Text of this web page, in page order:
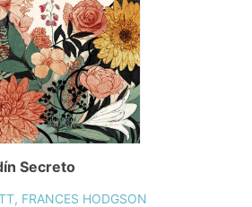
Secreto
FRANCES HODGSON